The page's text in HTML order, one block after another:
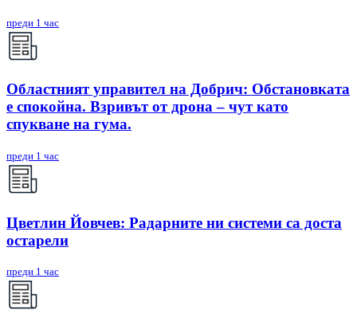
преди 1 час
Областният управител на Добрич: Обстановката
е спокойна. Взривът от дрона – чут като
спукване на гума.
преди 1 час
Цветлин Йовчев: Радарните ни системи са доста
остарели
преди 1 час